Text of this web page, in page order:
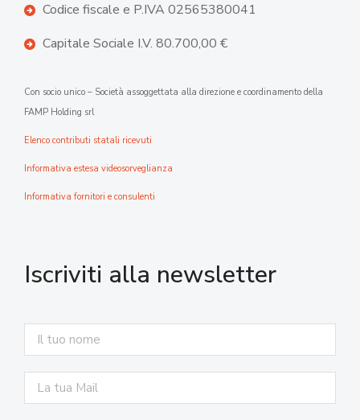
Codice fiscale e P.IVA 02565380041
Capitale Sociale I.V. 80.700,00 €
Con socio unico – Società assoggettata alla direzione e coordinamento della
FAMP Holding srl
Elenco contributi statali ricevuti
Informativa estesa videosorveglianza
Informativa fornitori e consulenti
Iscriviti alla newsletter